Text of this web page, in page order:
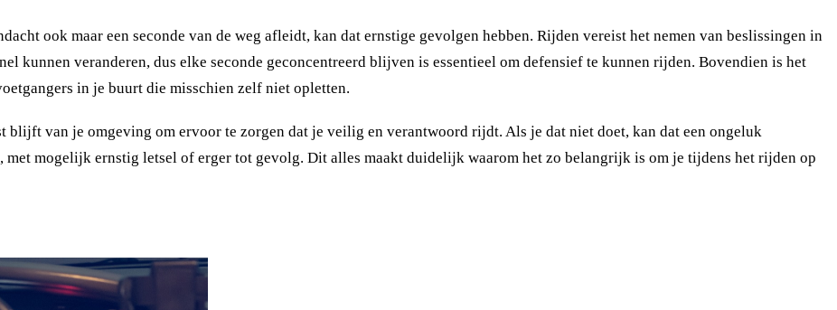
ook maar een seconde van de weg afleidt, kan dat ernstige gevolgen hebben. Rijden vereist het nemen van beslissingen in
kunnen veranderen, dus elke seconde geconcentreerd blijven is essentieel om defensief te kunnen rijden. Bovendien is het
in je buurt die misschien zelf niet opletten.
blijft van je omgeving om ervoor te zorgen dat je veilig en verantwoord rijdt. Als je dat niet doet, kan dat een ongeluk
mogelijk ernstig letsel of erger tot gevolg. Dit alles maakt duidelijk waarom het zo belangrijk is om je tijdens het rijden op